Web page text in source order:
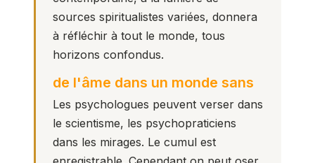
sources spiritualistes variées, donnera
à réfléchir à tout le monde, tous
horizons confondus.
de l'âme dans un monde sans
Les psychologues peuvent verser dans
le scientisme, les psychopraticiens
dans les mirages. Le cumul est